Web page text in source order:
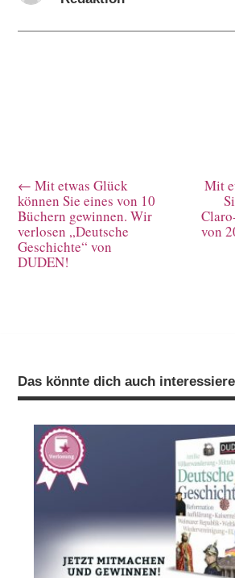
←Mit etwas Glück
können Sie eines von 10
Büchern gewinnen. Wir
verlosen „Deutsche
Geschichte“ von
DUDEN!
Mit
von
Das könnte dich auch